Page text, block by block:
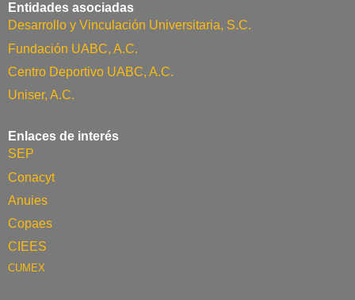
Entidades asociadas
Desarrollo y Vinculación Universitaria, S.C.
Fundación UABC, A.C.
Centro Deportivo UABC, A.C.
Uniser, A.C.
Enlaces de interés
SEP
Conacyt
Anuies
Copaes
CIEES
CUMEX